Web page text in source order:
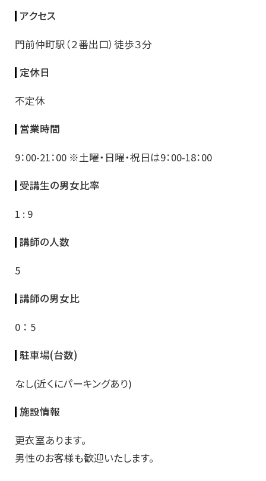
アクセス
門前仲町駅（２番出口）徒歩３分
定休日
不定休
営業時間
9：00-21：00 ※土曜・日曜・祝日は9：00-18：00
受講生の男女比率
1 : 9
講師の人数
5
講師の男女比
0 ： 5
駐車場(台数)
なし(近くにパーキングあり)
施設情報
更衣室あります。
男性のお客様も歓迎いたします。